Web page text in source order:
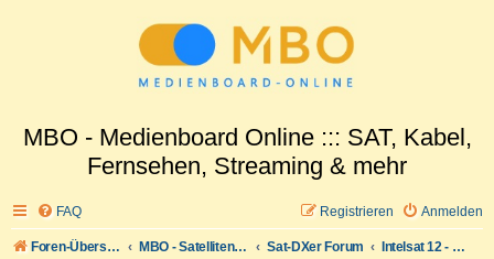
MBO - Medienboard Online ::: SAT, Kabel,
Fernsehen, Streaming & mehr
FAQ Anmelden
Registrieren
Foren-Übersicht MBO - Satellitenwelt Sat-DXer Forum
Intelsat 12 - 45,0° Ost